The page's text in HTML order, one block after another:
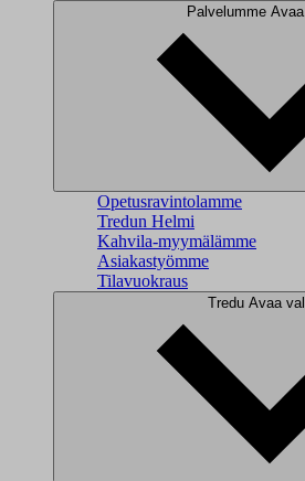
Palvelumme
Opetusravintolamme
Tredun Helmi
Kahvila-myymälämme
Asiakastyömme
Tilavuokraus
Tredu Avaa